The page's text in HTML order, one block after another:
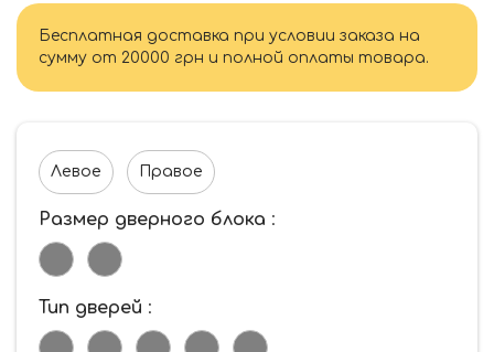
Бесплатная доставка при условии заказа на
сумму от 20000 грн и полной оплаты товара.
Левое Правое
Размер дверного блока :
Тип дверей :